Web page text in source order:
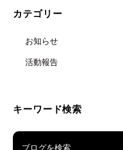
カテゴリー
お知らせ
活動報告
キーワード検索